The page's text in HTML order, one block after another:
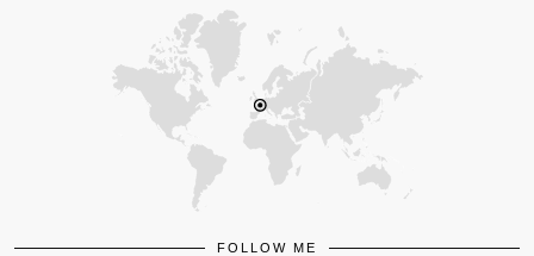
FOLLOW ME